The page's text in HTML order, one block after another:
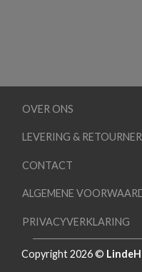
OVER ONS
LEVERING &
CONTACT
ALGEMENE
PRIVACYVERKLARING
Copyright 2026 ©